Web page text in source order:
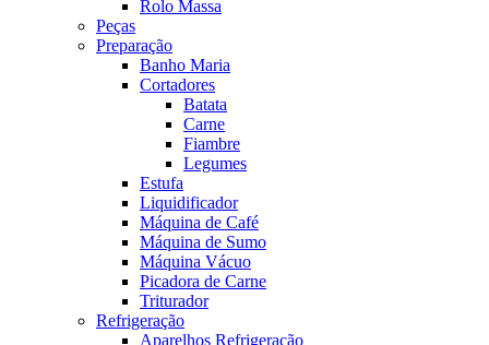
Rolo Massa
Peças
Preparação
Banho Maria
Cortadores
Batata
Carne
Fiambre
Legumes
Estufa
Liquidificador
Máquina de Café
Máquina de Sumo
Máquina Vácuo
Picadora de Carne
Triturador
Refrigeração
Aparelhos Refrigeração